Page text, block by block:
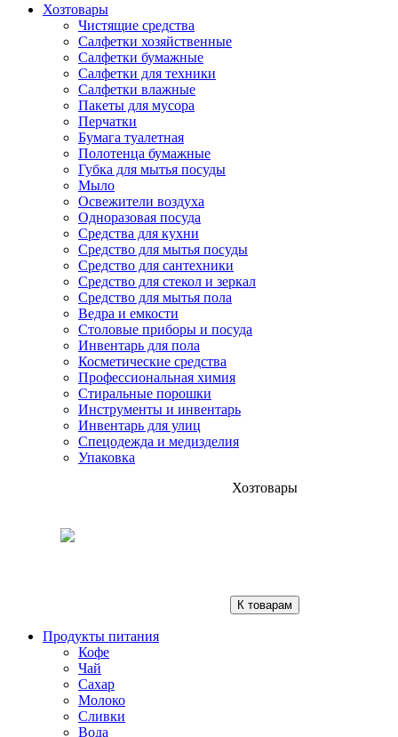
Хозтовары
Чистящие средства
Салфетки хозяйственные
Салфетки бумажные
Салфетки для техники
Салфетки влажные
Пакеты для мусора
Перчатки
Бумага туалетная
Полотенца бумажные
Губка для мытья посуды
Мыло
Освежители воздуха
Одноразовая посуда
Средства для кухни
Средство для мытья посуды
Средство для сантехники
Средство для стекол и зеркал
Средство для мытья пола
Ведра и емкости
Столовые приборы и посуда
Инвентарь для пола
Косметические средства
Профессиональная химия
Стиральные порошки
Инструменты и инвентарь
Инвентарь для улиц
Спецодежда и медизделия
Упаковка
Хозтовары
К товарам
Продукты питания
Кофе
Чай
Сахар
Молоко
Сливки
Вода